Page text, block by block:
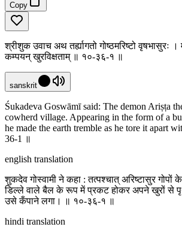
Copy
श्रीशुक उवाच अथ तर्ह्यागतो गोष्ठमरिष्टो वृषभासुरः
कम्पयन् खुरविक्षताम् ॥ १०-३६-१ ॥
sanskrit
Śukadeva Goswāmī said: The demon Ariṣṭa
cowherd village. Appearing in the form of a
he made the earth tremble as he tore it apart
36-1 ॥
english translation
शुकदेव गोस्वामी ने कहा : तत्पश्चात् अरिष्टासुर
डिल्ले वाले बैल के रूप में प्रकट होकर अपने खुरों से
उसे कँपाने लगा। ॥ १०-३६-१ ॥
hindi translation